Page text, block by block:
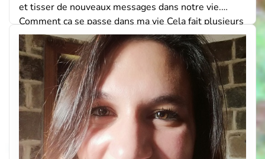
et tisser de nouveaux messages dans notre vie.
Comment ça se passe dans ma vie Cela fait plusieurs
jours maintenant que je traine une boule dans
l’estomac. Beaucoup de choses se bousculent dans
ma vie et je […]